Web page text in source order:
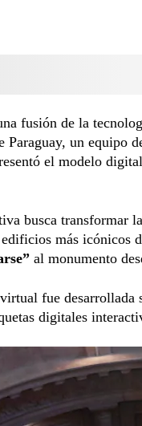
fusión de la
Paraguay, un equipo
el modelo
busca transformar
más icónicos
al monumento
fue desarrollada
digitales